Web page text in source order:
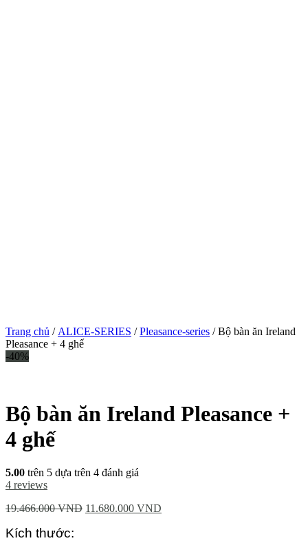
Trang chủ / ALICE-SERIES /Pleasance-series / Bộ bàn ăn Ireland
Pleasance + 4 ghế
-40%
Bộ bàn ăn Ireland Pleasance +
4 ghế
5.00 trên 5 dựa trên 4 đánh giá
4 reviews
19.466.000VND 11.680.000 VND
Kích thước: